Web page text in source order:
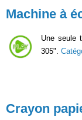
Machine à
Une seule
305".
Crayon